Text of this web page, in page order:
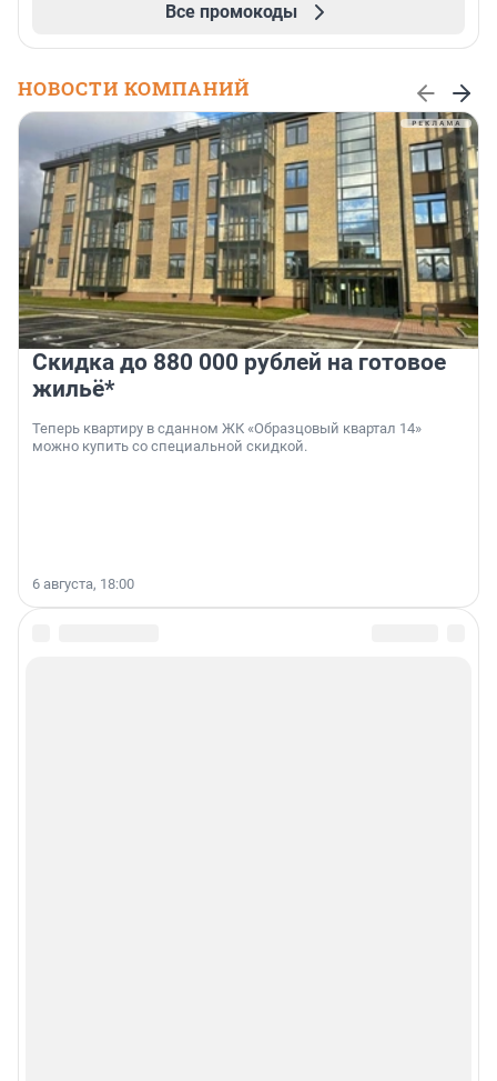
Все промокоды
НОВОСТИ КОМПАНИЙ
Скидка до 880 000 рублей на готовое
жильё*
Теперь квартиру в сданном ЖК «Образцовый квартал 14»
можно купить со специальной скидкой.
6 августа, 18:00